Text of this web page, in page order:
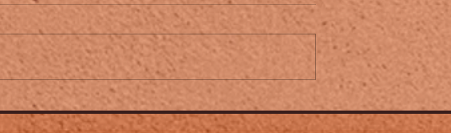
Amandine Habib ➤ nouvel
album "Tressages" avec
Festival Jazz à la petite
France ➤ du 10 au12 juillet à